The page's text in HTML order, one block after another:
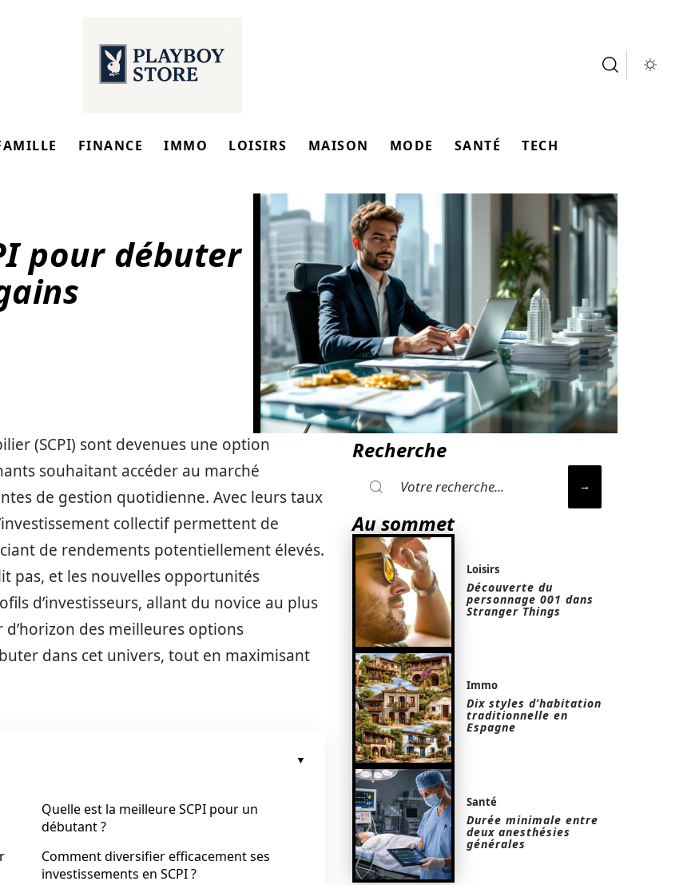
FINANCE IMMO LOISIRS MAISON MODE SANTÉ TECH
pour débuter
(SCPI) sont devenues une option
souhaitant accéder au marché
de gestion quotidienne. Avec leurs taux
collectif permettent de
de rendements potentiellement élevés.
pas, et les nouvelles opportunités
d’investisseurs, allant du novice au plus
des meilleures options
dans cet univers, tout en maximisant
Quelle est la meilleure SCPI pour un
débutant ?
Comment diversifier efficacement ses
investissements en SCPI ?
Recherche
Au sommet
Loisirs
Découverte du
personnage 001 dans
Stranger Things
Immo
Dix styles d’habitation
traditionnelle en
Espagne
Santé
Durée minimale entre
deux anesthésies
générales